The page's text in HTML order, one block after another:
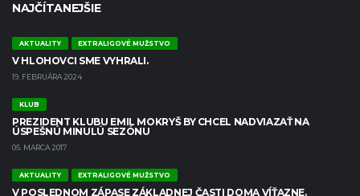
NAJČÍTANEJŠIE
AKTUALITY EXTRALIGOVÉ MUŽSTVO
V HLOHOVCI SME VYHRALI.
19. FEBRUÁRA 2024
KLUB
PREZIDENT KLUBU EMIL MOKRYŠ BY CHCEL NADVIAZAŤ NA
ÚSPEŠNÚ MINULÚ SEZÓNU
05. MARCA 2017
AKTUALITY EXTRALIGOVÉ MUŽSTVO
V POSLEDNOM ZÁPASE ZÁKLADNEJ ČASTI DOMA VÍŤAZNE.